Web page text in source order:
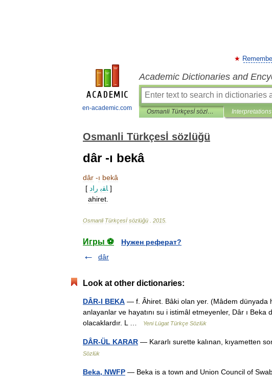
en-academic.com
Academic Dictionaries and
Osmanli Türkçesİ sözlüğü Interpretations
Osmanli Türkçesİ sözlüğü
dâr -ı bekâ
dâr -ı bekâ
[
ﺎﻘﺑ راد
]
ahiret
Osmanli Türkçesİ sözlüğü 2015
Игры ⚽
Нужен реферат?
dâr
Look at other dictionaries:
DÂR-I BEKA — f. Âhiret. Bâki olan yer. (Mâdem dünyada
anlayanlar ve hayatını su i istimâl etmeyenler, Dâr ı
olacaklardır. L …
Yeni Lügat Türkçe Sözlük
DÂR-ÜL KARAR — Kararlı surette kalınan, kıyametten
Sözlük
Beka, NWFP — Beka is a town and Union Council of